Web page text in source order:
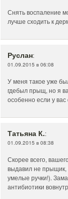
Снять воспаление
лучше сходить к
Руслан:
01.09.2015 в 06:08
У меня такое уже
гдебыл прыщ, но я
особенно если у
Татьяна К.:
01.09.2015 в 08:38
Скорее всего,
выдавил не прыщик,
умелые ручки!).
антибиотики